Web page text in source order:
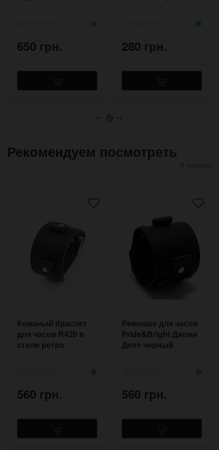
650 грн. 280 грн.
← →
Рекомендуем посмотреть
Кожаный браслет
для часов R420 в
стиле ретро
560 грн.
Ремешок для часов
Pride&Bright Джони
Депп черный
560 грн.